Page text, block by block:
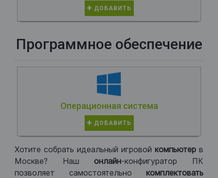
ДОБАВИТЬ
Программное обеспечение
Операционная система
ДОБАВИТЬ
Хотите собрать идеальный игровой компьютер в
Москве? Нашонлайн-конфигуратор ПК
позволяет самостоятельно комплектовать